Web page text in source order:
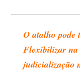
O atalho pode
Flexibilizar na
judicialização